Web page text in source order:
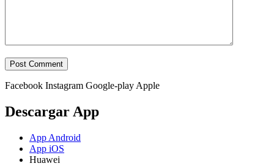
Facebook Instagram Google-play Apple
Descargar App
App Android
App iOS
Huawei